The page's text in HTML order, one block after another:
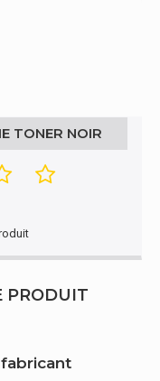
TONER NOIR
PRODUIT